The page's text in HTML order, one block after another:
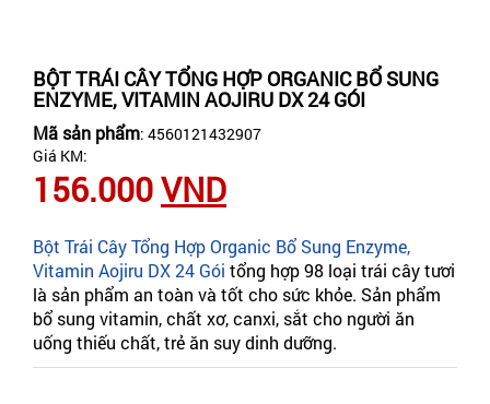
BỘT TRÁI CÂY TỔNG HỢP ORGANIC BỔ SUNG
ENZYME, VITAMIN AOJIRU DX 24 GÓI
Mã sản phẩm: 4560121432907
Giá KM:
156.000VND
Bột Trái Cây Tổng Hợp Organic Bổ Sung Enzyme,
Vitamin Aojiru DX 24 Gói tổng hợp 98 loại trái cây tươi
là sản phẩm an toàn và tốt cho sức khỏe. Sản phẩm
bổ sung vitamin, chất xơ, canxi, sắt cho người ăn
uống thiếu chất, trẻ ăn suy dinh dưỡng.